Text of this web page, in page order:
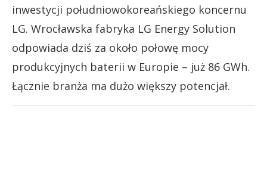
inwestycji południowokoreańskiego koncernu
LG. Wrocławska fabryka LG Energy Solution
odpowiada dziś za około połowę mocy
produkcyjnych baterii w Europie – już 86 GWh.
Łącznie branża ma dużo większy potencjał.